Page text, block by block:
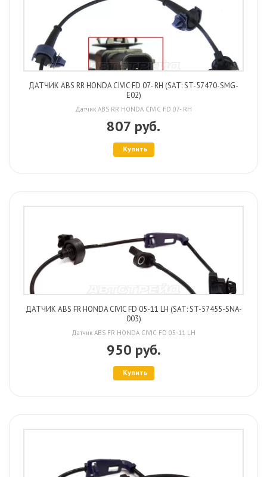
ДАТЧИК ABS RR HONDA CIVIC FD 07- RH (SAT: ST-57470-SMG-
E02)
Датчик ABS RR HONDA CIVIC FD 07- RH
807 руб.
Купить
ДАТЧИК ABS FR HONDA CIVIC FD 05-11 LH (SAT: ST-57455-SNA-
003)
Датчик ABS FR HONDA CIVIC FD 05-11 LH
950 руб.
Купить